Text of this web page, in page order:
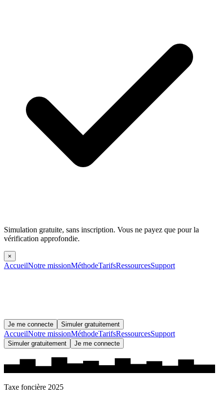
Simulation gratuite, sans inscription. Vous ne payez que pour la
vérification approfondie.
×
AccueilNotre missionMéthodeTarifsRessourcesSupport
Je me connecte Simuler gratuitement
AccueilNotre missionMéthodeTarifsRessourcesSupport
Simuler gratuitement Je me connecte
Taxe foncière 2025